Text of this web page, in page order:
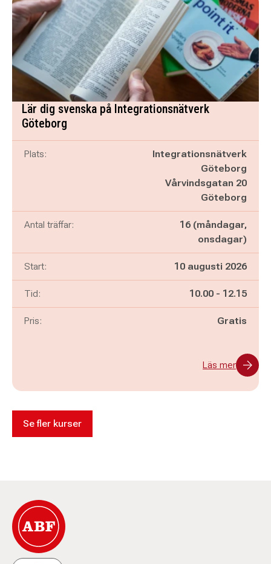
Lär dig svenska på Integrationsnätverk
Göteborg
Plats:
Integrationsnätverk
Göteborg
Vårvindsgatan 20
Göteborg
Antal träffar:
16 (måndagar,
onsdagar)
Start: 10 augusti 2026
Tid: Pågår mellan
10.00 - och
12.15
Pris: Gratis
Läs mer
Se fler kurser